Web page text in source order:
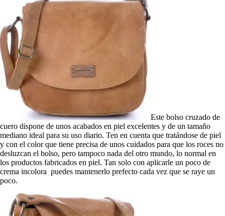
Este bolso cruzado de
cuero dispone de unos acabados en piel excelentes y de un tamaño
mediano ideal para su uso diario. Ten en cuenta que tratándose de piel
y con el color que tiene precisa de unos cuidados para que los roces no
desluzcan el bolso, pero tampoco nada del otro mundo, lo normal en
los productos fabricados en piel. Tan solo con aplicarle un poco de
crema incolora puedes mantenerlo prefecto cada vez que se raye un
poco.